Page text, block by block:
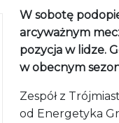
W sobotę
arcyważnym
pozycja w lidze.
w obecnym
Zespół z
od Energetyka